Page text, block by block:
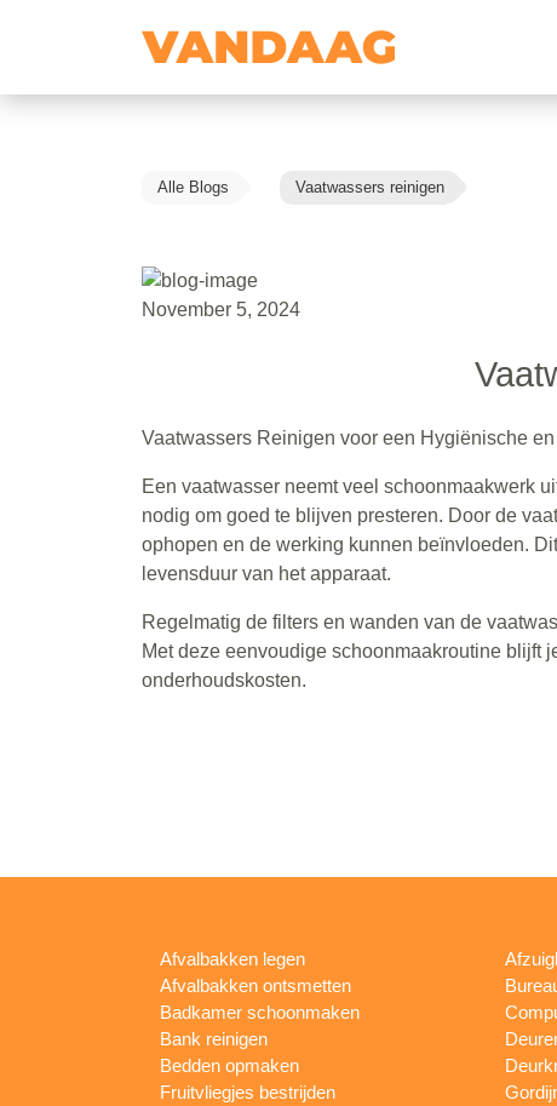
Alle Blogs Vaatwassers reinigen
November 5, 2024
Vaatwassers Reinigen voor een Hygiënische
Een vaatwasser neemt veel schoonmaakwerk
nodig om goed te blijven presteren. Door de
ophopen en de werking kunnen beïnvloeden.
levensduur van het apparaat.
Regelmatig de filters en wanden van de
Met deze eenvoudige schoonmaakroutine blijft
onderhoudskosten.
Afvalbakken legen
Afvalbakken ontsmetten
Badkamer schoonmaken
Bank reinigen
Bedden opmaken
Fruitvliegjes bestrijden